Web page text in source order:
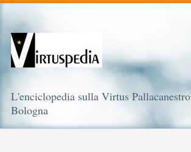
L'enciclopedia sulla Virtus Pallacanestro
Bologna